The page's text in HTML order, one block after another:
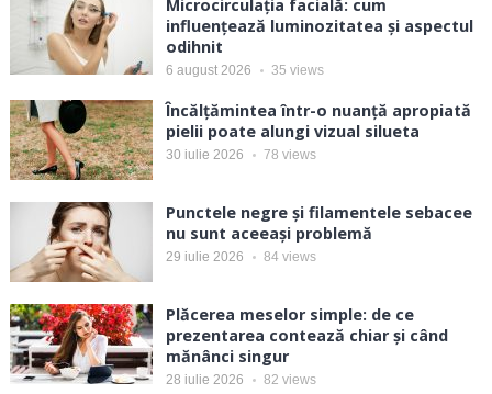
Microcirculația facială: cum
influențează luminozitatea și aspectul
odihnit
6 august 2026 35 views
Încălțămintea într-o nuanță apropiată
pielii poate alungi vizual silueta
30 iulie 2026 78 views
Punctele negre și filamentele sebacee
nu sunt aceeași problemă
29 iulie 2026 84 views
Plăcerea meselor simple: de ce
prezentarea contează chiar și când
mănânci singur
28 iulie 2026 82 views